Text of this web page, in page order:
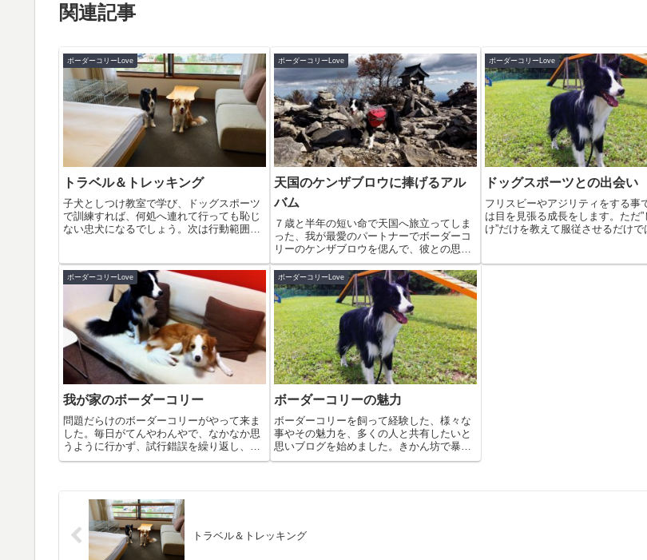
関連記事
ボーダーコリーLove
トラベル＆トレッキング
子犬としつけ教室で学び、ドッグスポーツ
で訓練すれば、何処へ連れて行っても恥じ
ない忠犬になるでしょう。次は行動範囲を
と、さらなる愛犬との絆を感じる体験が出
来るでしょう。
ボーダーコリーLove
天国のケンザブロウに捧げるアル
バム
７歳と半年の短い命で天国へ旅立ってしま
った、我が最愛のパートナーでボーダーコ
リーのケンザブロウを偲んで、彼との思い
出を写真集にまとめてみました。お気に入
りの写真の数々を見ていただけたら嬉しい
ですし、ケンザブロウも喜ぶと思います。
ボーダーコリーLove
ドッグスポーツとの出会い
フリスビーやアジリティをする事
は目を見張る成長をします。ただ”
け”だけを教えて服従させるだけで
体験など、素晴らしい思い出が積
ボーダーコリーLove
我が家のボーダーコリー
問題だらけのボーダーコリーがやって来ま
した。毎日がてんやわんやで、なかなか思
うように行かず、試行錯誤を繰り返し、ダ
メ犬のケンザブロウが普通の犬になって行
開でした。
ボーダーコリーLove
ボーダーコリーの魅力
ボーダーコリーを飼って経験した、様々な
事やその魅力を、多くの人と共有したいと
思いブログを始めました。きかん坊で暴れ
ん坊なボーダーコリーが、アジリティやフ
トラベル＆トレッキング